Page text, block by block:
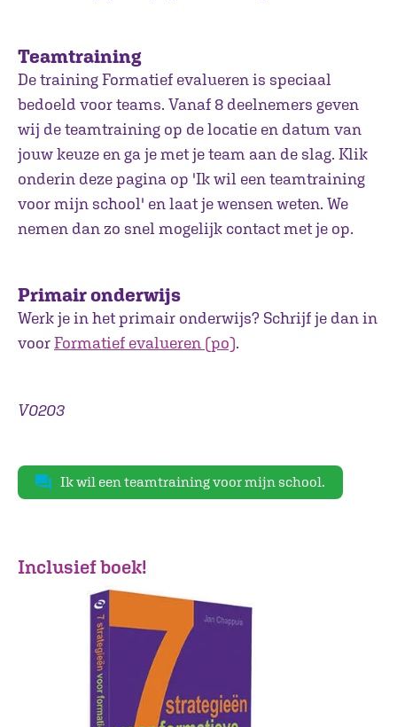
Teamtraining
De training Formatief evalueren is speciaal
bedoeld voor teams. Vanaf 8 deelnemers geven
wij de teamtraining op de locatie en datum van
jouw keuze en ga je met je team aan de slag. Klik
onderin deze pagina op 'Ik wil een teamtraining
voor mijn school' en laat je wensen weten. We
nemen dan zo snel mogelijk contact met je op.
Primair onderwijs
Werk je in het primair onderwijs? Schrijf je dan in
voorFormatief evalueren (po).
V0203
Ik wil een teamtraining voor mijn school.
Inclusief boek!